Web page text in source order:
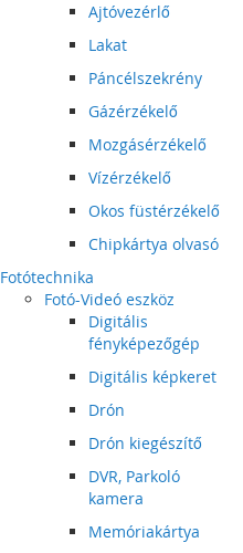
Ajtóvezérlő
Lakat
Páncélszekrény
Gázérzékelő
Mozgásérzékelő
Vízérzékelő
Okos füstérzékelő
Chipkártya olvasó
Fotótechnika
Fotó-Videó eszköz
Digitális
fényképezőgép
Digitális képkeret
Drón
Drón kiegészítő
DVR, Parkoló
kamera
Memóriakártya